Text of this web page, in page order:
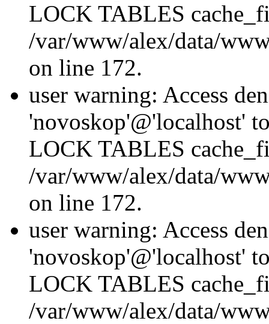
LOCK TABLES
/var/www/alex/data/
on line 172.
user warning: Access
'novoskop'@'localhost'
LOCK TABLES
/var/www/alex/data/
on line 172.
user warning: Access
'novoskop'@'localhost'
LOCK TABLES
/var/www/alex/data/